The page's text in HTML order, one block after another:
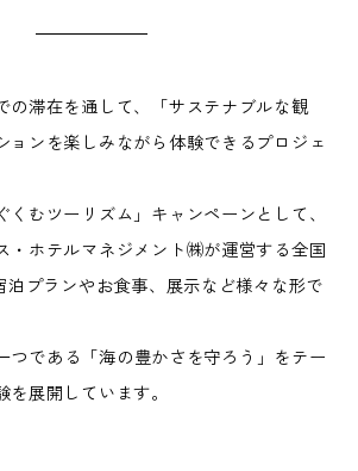
の滞在を通して、「サステナブルな観
ョンを楽しみながら体験できるプロジェ
むツーリズム」キャンペーンとして、
・ホテルマネジメント㈱が運営する全国
泊プランやお食事、展示など様々な形で
つである「海の豊かさを守ろう」をテー
展開しています。